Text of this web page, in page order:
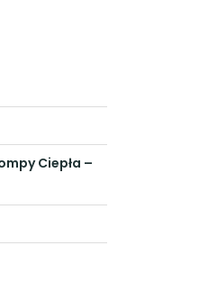
Ciepła –